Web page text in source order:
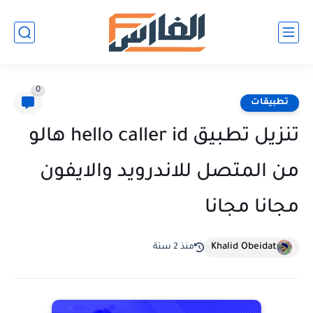
تطبيقات
0
تنزيل تطبيق hello caller id هالو
من المتصل للاندرويد والايفون
مجانا مجانا
Khalid Obeidat منذ 2 سنة